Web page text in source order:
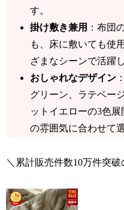
す。
掛け敷き兼用 ：布団
も、床に敷いても使
ざまなシーンで活躍
おしゃれなデザイン
グリーン、ラテベー
ットイエローの3色
の雰囲気に合わせて
＼累計販売件数10万件突破